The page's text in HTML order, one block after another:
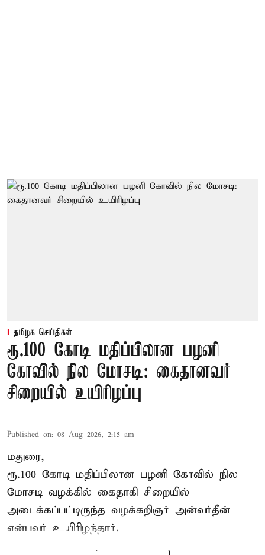
தமிழக செய்திகள்
ரூ.100 கோடி மதிப்பிலான பழனி
கோவில் நில மோசடி: கைதானவர்
சிறையில் உயிரிழப்பு
Published on: 08 Aug 2026, 2:15 am
மதுரை,
ரூ.100 கோடி மதிப்பிலான பழனி கோவில் நில
மோசடி வழக்கில் கைதாகி சிறையில்
அடைக்கப்பட்டிருந்த வழக்கறிஞர் அன்வர்தீன்
என்பவர் உயிரிழந்தார்.